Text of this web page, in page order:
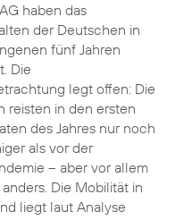
haben das
der Deutschen in
fünf Jahren
Die
legt offen: Die
reisten in den ersten
des Jahres nur noch
als vor der
– aber vor allem
Die Mobilität in
liegt laut Analyse